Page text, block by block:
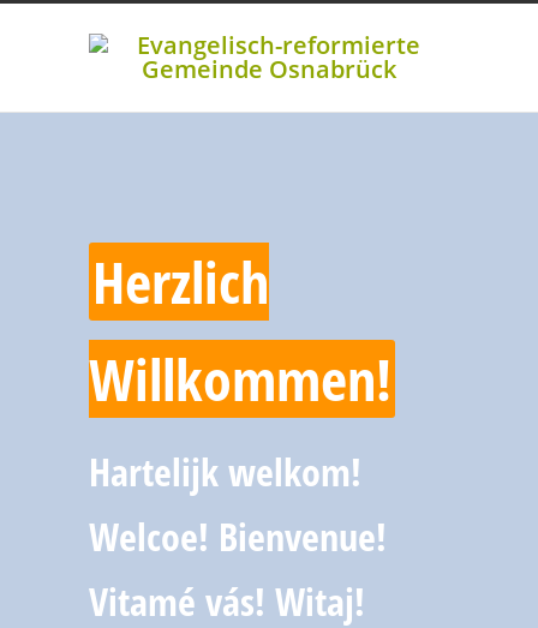
Herzlich
Willkommen!
Hartelijk welkom!
Welcoe! Bienvenue!
Vitamé vás! Witaj!